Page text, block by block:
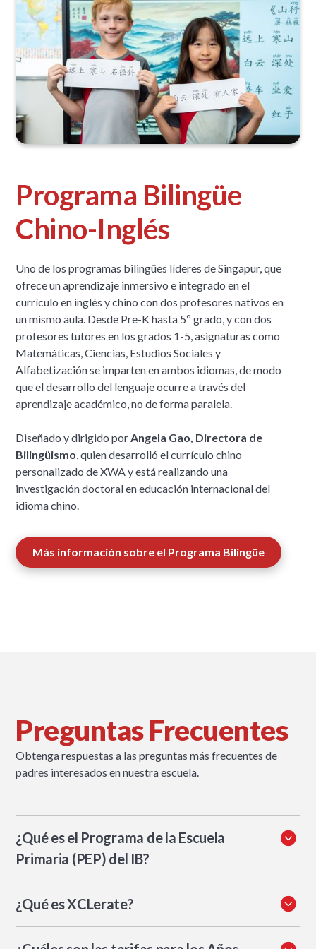
Programa Bilingüe
Chino-Inglés
Uno de los programas bilingües líderes de Singapur, que
ofrece un aprendizaje inmersivo e integrado en el
currículo en inglés y chino con dos profesores nativos en
un mismo aula. Desde Pre-K hasta 5º grado, y con dos
profesores tutores en los grados 1-5, asignaturas como
Matemáticas, Ciencias, Estudios Sociales y
Alfabetización se imparten en ambos idiomas, de modo
que el desarrollo del lenguaje ocurre a través del
aprendizaje académico, no de forma paralela.
Diseñado y dirigido por Angela Gao, Directora de
Bilingüismo , quien desarrolló el currículo chino
personalizado de XWA y está realizando una
investigación doctoral en educación internacional del
idioma chino.
Más información sobre el Programa Bilingüe
Preguntas Frecuentes
Obtenga respuestas a las preguntas más frecuentes de
padres interesados en nuestra escuela.
¿Qué es el Programa de la Escuela
Primaria (PEP) del IB?
primarias de todo el mundo. Los estudiantes aprenden a
asignaturas en torno a preguntas centrales, desarrollando
¿Qué es XCLerate?